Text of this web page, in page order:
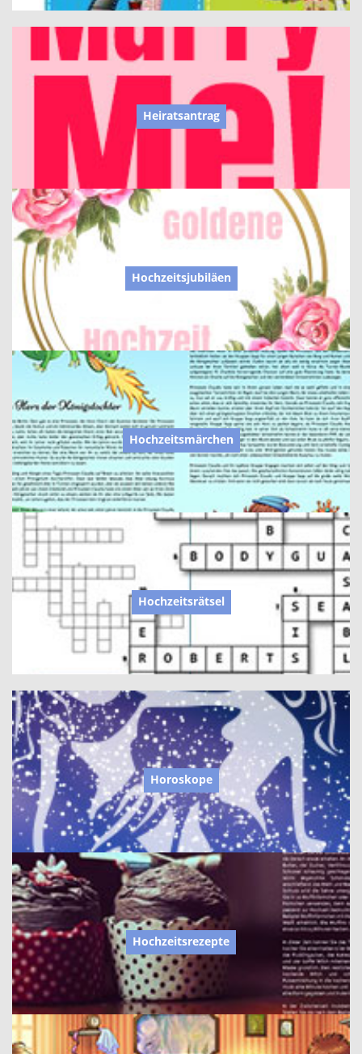
Heiratsantrag
Hochzeitsjubiläen
Hochzeitsmärchen
Hochzeitsrätsel
Horoskope
Hochzeitsrezepte